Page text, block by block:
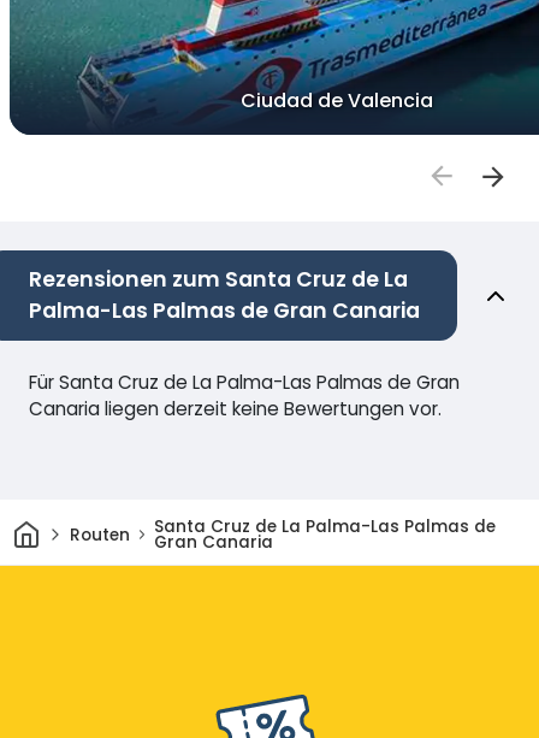
Ciudad de Valencia
Rezensionen zum Santa Cruz de La
Palma-Las Palmas de Gran Canaria
Für Santa Cruz de La Palma-Las Palmas de Gran
Canaria liegen derzeit keine Bewertungen vor.
HeimRouten Santa Cruz de La Palma-Las Palmas de
Gran Canaria